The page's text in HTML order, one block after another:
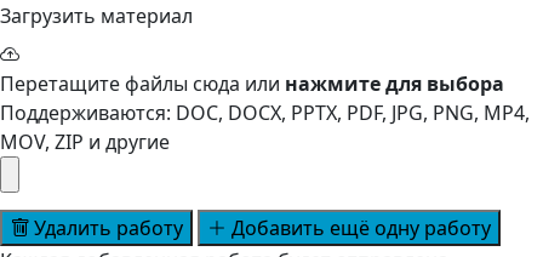
Загрузить материал
Перетащите файлы сюда или нажмите для выбора
Поддерживаются: DOC, DOCX, PPTX, PDF, JPG, PNG, MP4,
MOV, ZIP и другие
Удалить работу
Добавить ещё одну работу